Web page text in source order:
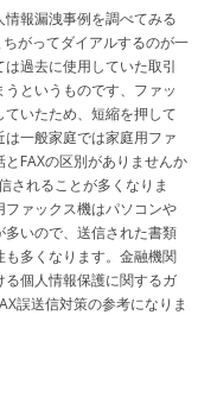
報漏洩事例を調べてみる
がってダイアルするのが一
過去に使用していた取引
というものです、ファッ
いたため、短縮を押して
一般家庭では家庭用ファ
FAXの区別がありませんか
されることが多くなりま
ァックス機はパソコンや
いので、送信された書類
多くなります。金融機関
個人情報保護に関するガ
誤送信対策の参考になりま